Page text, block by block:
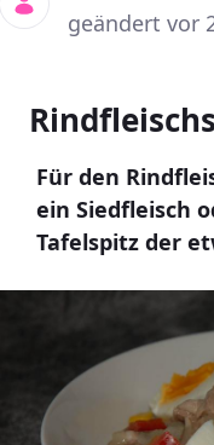
geändert vor
Für den
ein Siedfleisch
Tafelspitz der